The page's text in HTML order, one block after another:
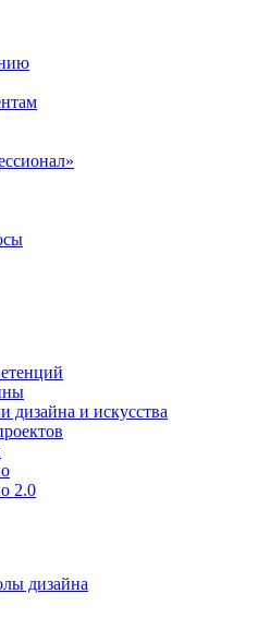
и искусства
2.0
дизайна